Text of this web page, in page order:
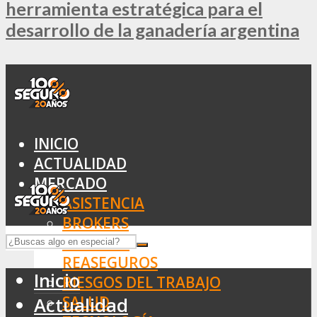
herramienta estratégica para el
desarrollo de la ganadería argentina
INICIO
ACTUALIDAD
MERCADO
ASISTENCIA
BROKERS
SEGUROS
REASEGUROS
RIESGOS DEL TRABAJO
SALUD
Inicio
Actualidad